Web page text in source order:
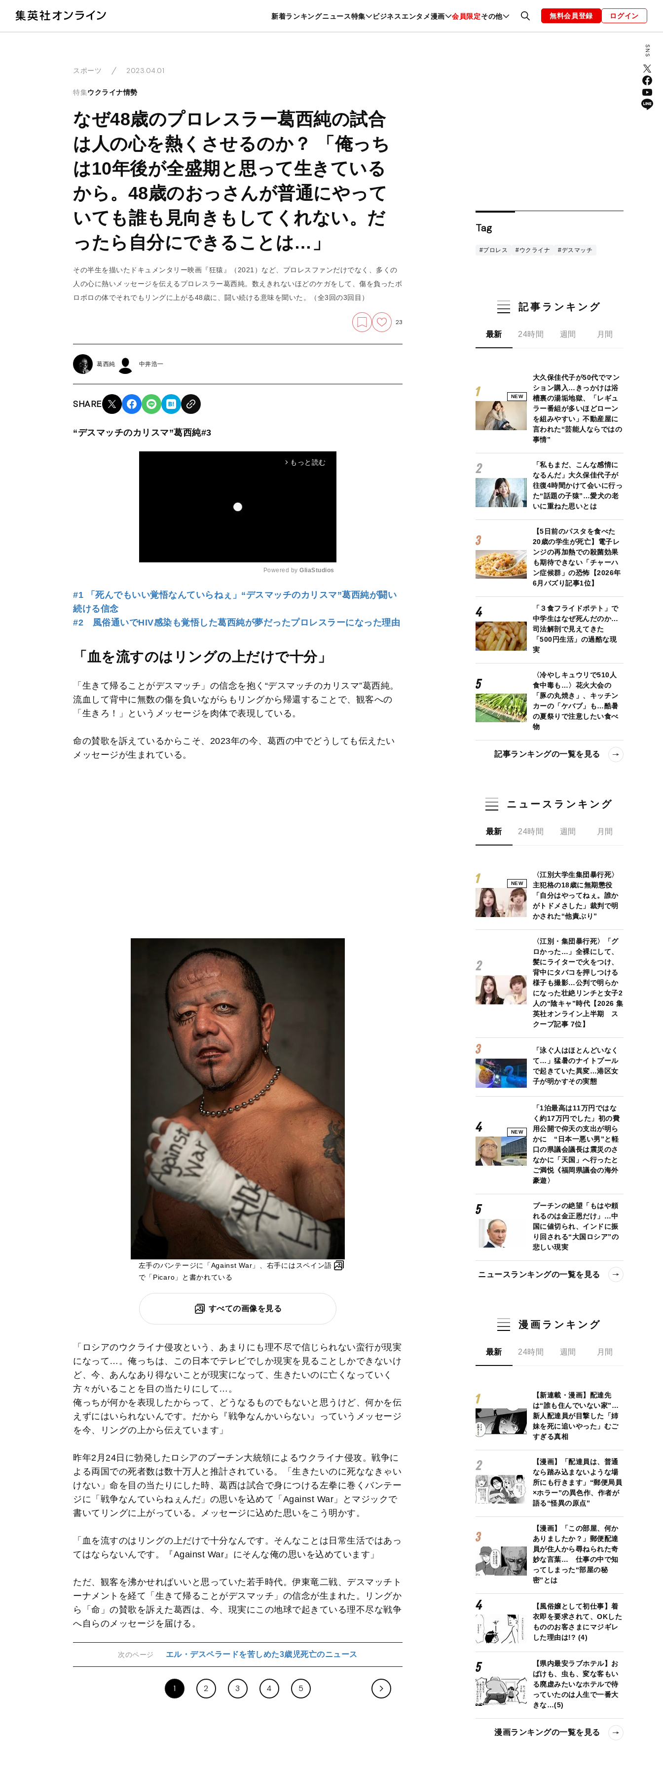
新着ランキングニュース特集 ビジネスエンタメ漫画 会員限定その他
暮らし スポーツ ヘルスケア 美容 グルメ ファッション 恋愛・結婚 編集部 お知らせ
無料会員登録 ログイン
スポーツ 2023.04.01
特集ウクライナ情勢
なぜ48歳のプロレスラー葛西純の試合
は人の心を熱くさせるのか？ 「俺っち
は10年後が全盛期と思って生きている
から。48歳のおっさんが普通にやって
いても誰も見向きもしてくれない。だ
ったら自分にできることは…」
その半生を描いたドキュメンタリー映画『狂猿』（2021）など、プロレスファンだけでなく、多くの
人の心に熱いメッセージを伝えるプロレスラー葛西純。数えきれないほどのケガをして、傷を負ったボ
ロボロの体でそれでもリングに上がる48歳に、闘い続ける意味を聞いた。（全3回の3回目）
23
葛西純 中井浩一
SHARE
“デスマッチのカリスマ”葛西純#3
arrow_forward_ios もっと読む
M
t
Powered by GliaStudios
#1 「死んでもいい覚悟なんていらねぇ」“デスマッチのカリスマ”葛西純が闘い
続ける信念
#2 風俗通いでHIV感染も覚悟した葛西純が夢だったプロレスラーになった理由
「血を流すのはリングの上だけで十分」
「生きて帰ることがデスマッチ」の信念を抱く“デスマッチのカリスマ”葛西純。
流血して背中に無数の傷を負いながらもリングから帰還することで、観客への
「生きろ！」というメッセージを肉体で表現している。
命の賛歌を訴えているからこそ、2023年の今、葛西の中でどうしても伝えたい
メッセージが生まれている。
左手のバンテージに「Against War」、右手にはスペイン語
で「Picaro」と書かれている
すべての画像を見る
「ロシアのウクライナ侵攻という、あまりにも理不尽で信じられない蛮行が現実
になって…。俺っちは、この日本でテレビでしか現実を見ることしかできないけ
ど、今、あんなあり得ないことが現実になって、生きたいのに亡くなっていく
方々がいることを目の当たりにして…。
俺っちが何かを表現したからって、どうなるものでもないと思うけど、何かを伝
えずにはいられないんです。だから『戦争なんかいらない』っていうメッセージ
を今、リングの上から伝えています」
昨年2月24日に勃発したロシアのプーチン大統領によるウクライナ侵攻。戦争に
よる両国での死者数は数十万人と推計されている。「生きたいのに死ななきゃい
けない」命を目の当たりにした時、葛西は試合で身につける左拳に巻くバンテー
ジに「戦争なんていらねぇんだ」の思いを込めて「Against War」とマジックで
書いてリングに上がっている。メッセージに込めた思いをこう明かす。
「血を流すのはリングの上だけで十分なんです。そんなことは日常生活ではあっ
てはならないんです。『Against War』にそんな俺の思いを込めています」
ただ、観客を沸かせればいいと思っていた若手時代。伊東竜二戦、デスマッチト
ーナメントを経て「生きて帰ることがデスマッチ」の信念が生まれた。リングか
ら「命」の賛歌を訴えた葛西は、今、現実にこの地球で起きている理不尽な戦争
へ自らのメッセージを届ける。
次のページ エル・デスペラードを苦しめた3歳児死亡のニュース
1 2 3 4 5
Tag
#プロレス #ウクライナ #デスマッチ
記事ランキング
最新 24時間 週間 月間
NEW
大久保佳代子が50代でマン
ション購入…きっかけは浴
槽裏の湯垢地獄、「レギュ
ラー番組が多いほどローン
を組みやすい」不動産屋に
言われた“芸能人ならではの
事情”
「私もまだ、こんな感情に
なるんだ」大久保佳代子が
往復4時間かけて会いに行っ
た“話題の子猿”…愛犬の老
いに重ねた思いとは
【5日前のパスタを食べた
20歳の学生が死亡】電子レ
ンジの再加熱での殺菌効果
も期待できない「チャーハ
ン症候群」の恐怖【2026年
6月バズり記事1位】
「３食フライドポテト」で
中学生はなぜ死んだのか…
司法解剖で見えてきた
「500円生活」の過酷な現
実
〈冷やしキュウリで510人
食中毒も…〉花火大会の
「豚の丸焼き」、キッチン
カーの「ケバブ」も…酷暑
の夏祭りで注意したい食べ
物
記事ランキングの一覧を見る
ニュースランキング
最新 24時間 週間 月間
NEW
〈江別大学生集団暴行死〉
主犯格の18歳に無期懲役
「自分はやってねぇ。誰か
がトドメさした」裁判で明
かされた“他責ぶり”
〈江別・集団暴行死〉「グ
ロかった…」全裸にして、
髪にライターで火をつけ、
背中にタバコを押しつける
様子も撮影…公判で明らか
になった壮絶リンチと女子2
人の“陰キャ”時代【2026 集
英社オンライン上半期 ス
クープ記事 7位】
「泳ぐ人はほとんどいなく
て…」猛暑のナイトプール
で起きていた異変…港区女
子が明かすその実態
NEW
「1泊最高は11万円ではな
く約17万円でした」初の費
用公開で仰天の支出が明ら
かに “日本一悪い男”と軽
口の県議会議長は震災のさ
なかに「天国」へ行ったと
ご満悦《福岡県議会の海外
豪遊〉
プーチンの絶望「もはや頼
れるのは金正恩だけ」…中
国に値切られ、インドに振
り回される“大国ロシア”の
悲しい現実
ニュースランキングの一覧を見る
漫画ランキング
最新 24時間 週間 月間
【新連載・漫画】配達先
は“誰も住んでいない家”…
新人配達員が目撃した「姉
妹を死に追いやった」むご
すぎる真相
【漫画】「配達員は、普通
なら踏み込まないような場
所にも行きます」“郵便局員
×ホラー”の異色作、作者が
語る“怪異の原点”
【漫画】「この部屋、何か
ありましたか？」郵便配達
員が住人から尋ねられた奇
妙な言葉… 仕事の中で知
ってしまった“部屋の秘
密”とは
【風俗嬢として初仕事】着
衣即を要求されて、OKした
もののお客さまにマジギレ
した理由は!? (4)
【県内最安ラブホテル】お
ばけも、虫も、変な客もい
る廃虚みたいなホテルで待
っていたのは人生で一番大
きな…(5)
漫画ランキングの一覧を見る